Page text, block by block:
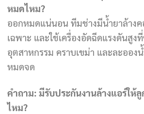
หมดไหม?
ออกหมดแน่นอน ทีมช่างมีน้ำยาล้างค
เฉพาะ และใช้เครื่องอัดฉีดแรงดันสูง
อุตสาหกรรม คราบเขม่า และละออง
หมดจด
คำถาม: มีรับประกันงานล้างแอร์ให้
ไหม?